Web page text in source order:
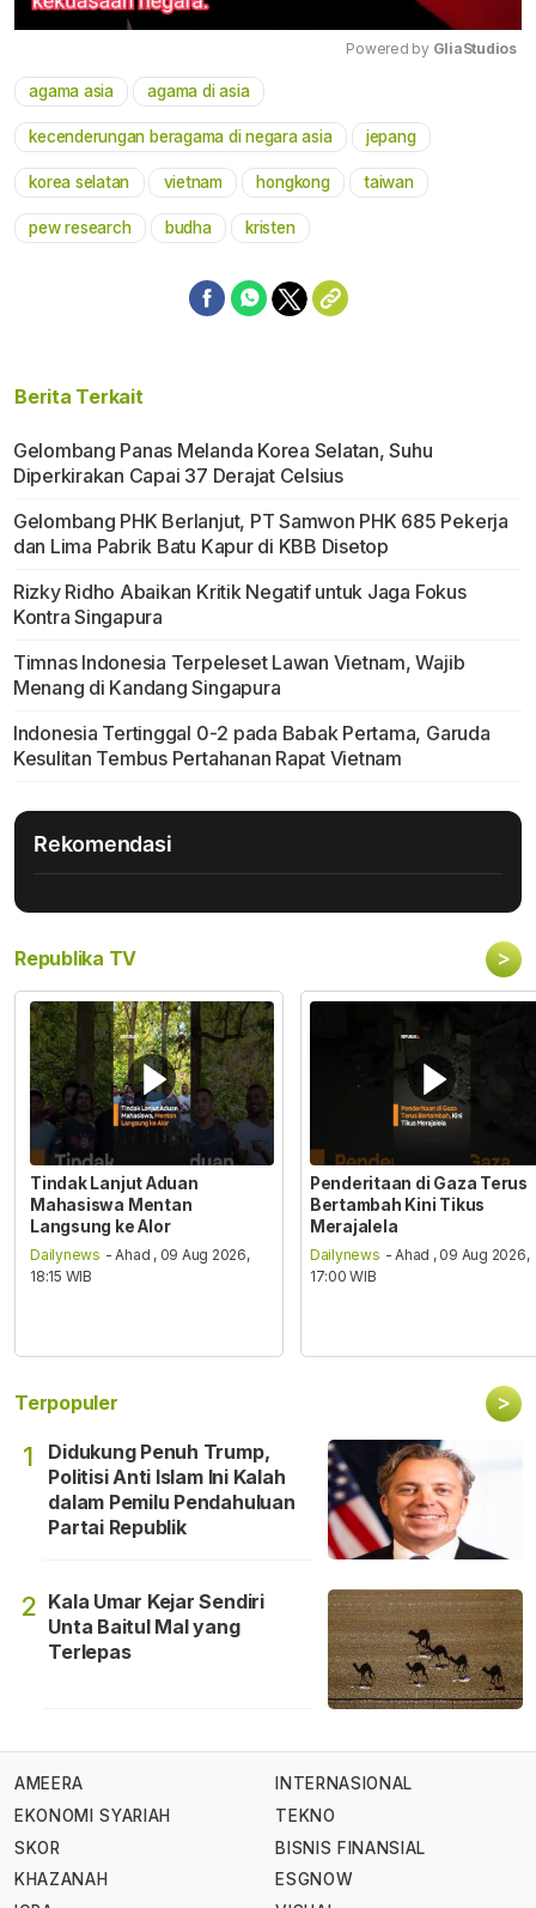
Powered by GliaStudios
agama asia agama di asia
kecenderungan beragama di negara asia jepang
korea selatan vietnam hongkong taiwan
pew research budha kristen
Berita Terkait
Gelombang Panas Melanda Korea Selatan, Suhu
Diperkirakan Capai 37 Derajat Celsius
Gelombang PHK Berlanjut, PT Samwon PHK 685 Pekerja
dan Lima Pabrik Batu Kapur di KBB Disetop
Rizky Ridho Abaikan Kritik Negatif untuk Jaga Fokus
Kontra Singapura
Timnas Indonesia Terpeleset Lawan Vietnam, Wajib
Menang di Kandang Singapura
Indonesia Tertinggal 0-2 pada Babak Pertama, Garuda
Kesulitan Tembus Pertahanan Rapat Vietnam
Rekomendasi
Republika TV >
Tindak Lanjut Aduan
Mahasiswa Mentan
Langsung ke Alor
Dailynews - Ahad , 09 Aug 2026,
18:15 WIB
Penderitaan di Gaza Terus
Bertambah Kini Tikus
Merajalela
Dailynews - Ahad , 09 Aug 2026,
17:00 WIB
Terpopuler >
1
Didukung Penuh Trump,
Politisi Anti Islam Ini Kalah
dalam Pemilu Pendahuluan
Partai Republik
2 Kala Umar Kejar Sendiri
Unta Baitul Mal yang
Terlepas
AMEERA
EKONOMI SYARIAH
SKOR
KHAZANAH
INTERNASIONAL
TEKNO
BISNIS FINANSIAL
ESGNOW